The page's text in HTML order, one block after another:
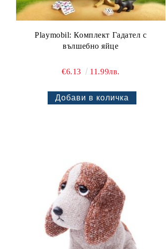
Playmobil: Комплект Гадател с
вълшебно яйце
€6.13 11.99лв.